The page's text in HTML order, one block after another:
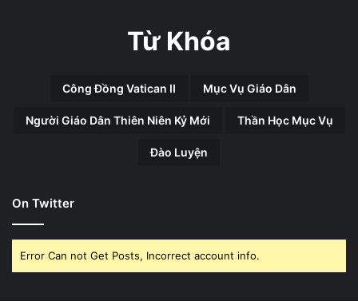
Từ Khóa
Công Đồng Vatican II Mục Vụ Giáo Dân
Người Giáo Dân Thiên Niên Kỷ Mới Thần Học Mục Vụ
Đào Luyện
On Twitter
Error Can not Get Posts, Incorrect account info.